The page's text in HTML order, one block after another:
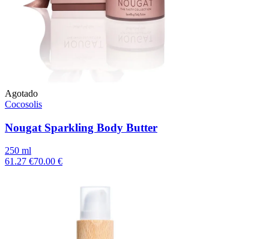
Agotado
Cocosolis
Nougat Sparkling Body Butter
250 ml
61.27 €70.00 €